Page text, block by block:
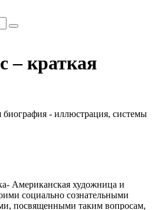
– краткая
Американская художница и
социально сознательными
посвященными таким вопросам,